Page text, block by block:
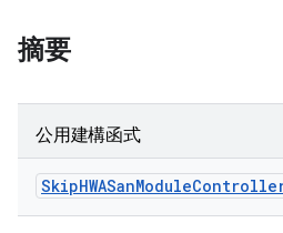
摘要
公用建構函式
SkipHWASanModule